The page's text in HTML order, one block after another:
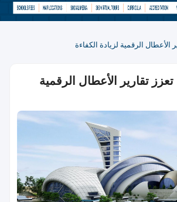
الأعطال الرقمية لزيادة الكفاءة
تعزز تقارير الأعطال الرقمية